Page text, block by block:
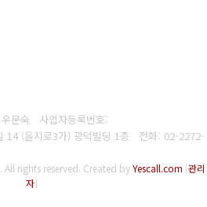
문숙 사업자등록번호:
14 (을지로3가) 광덕빌딩 1층 전화: 02-2272-
rights reserved. Created byYescall.com [관리
자]